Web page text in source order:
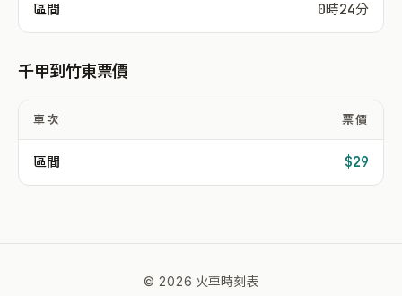
區間 0時24分
千甲到竹東票價
車次 票價
區間 $29
© 2026 火車時刻表